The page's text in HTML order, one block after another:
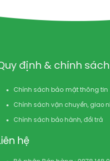
định & chính sách
Chính sách bảo mật thông tin
Chính sách vận chuyển, giao
Chính sách bảo hành, đổi trả
hệ